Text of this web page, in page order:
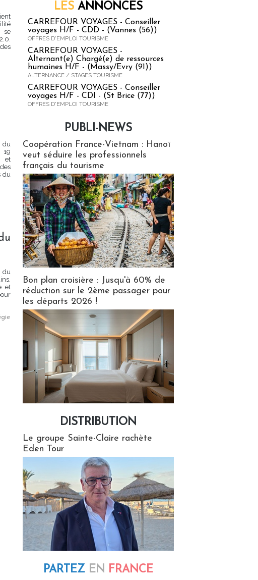
se
du
et
du
du
et
LES ANNONCES
CARREFOUR VOYAGES - Conseiller
voyages H/F - CDD - (Vannes (56))
OFFRES D'EMPLOI TOURISME
CARREFOUR VOYAGES -
Alternant(e) Chargé(e) de ressources
humaines H/F - (Massy/Evry (91))
ALTERNANCE / STAGES TOURISME
CARREFOUR VOYAGES - Conseiller
voyages H/F - CDI - (St Brice (77))
OFFRES D'EMPLOI TOURISME
PUBLI-NEWS
Coopération France-Vietnam : Hanoï
veut séduire les professionnels
français du tourisme
Bon plan croisière : Jusqu'à 60% de
réduction sur le 2ème passager pour
les départs 2026 !
DISTRIBUTION
Le groupe Sainte-Claire rachète
Eden Tour
PARTEZ EN FRANCE